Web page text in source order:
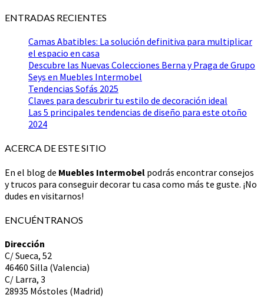
ENTRADAS RECIENTES
Camas Abatibles: La solución definitiva para multiplicar
el espacio en casa
Descubre las Nuevas Colecciones Berna y Praga de Grupo
Seys en Muebles Intermobel
Tendencias Sofás 2025
Claves para descubrir tu estilo de decoración ideal
Las 5 principales tendencias de diseño para este otoño
2024
ACERCA DE ESTE SITIO
En el blog de Muebles Intermobel podrás encontrar consejos
y trucos para conseguir decorar tu casa como más te guste. ¡No
dudes en visitarnos!
ENCUÉNTRANOS
Dirección
C/ Sueca, 52
46460 Silla (Valencia)
C/ Larra, 3
28935 Móstoles (Madrid)